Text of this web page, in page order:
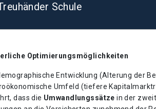
Schule
Optimierungsmöglichkeiten
Entwicklung (Alterung der
Umfeld (tiefere
dass die Umwandlungssätze in der